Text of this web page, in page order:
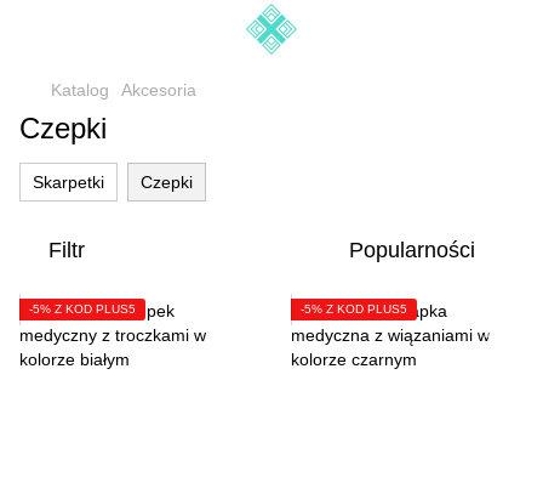
Katalog Akcesoria
Czepki
Skarpetki Czepki
Filtr Popularności
-5% Z KOD PLUS5 -5% Z KOD PLUS5